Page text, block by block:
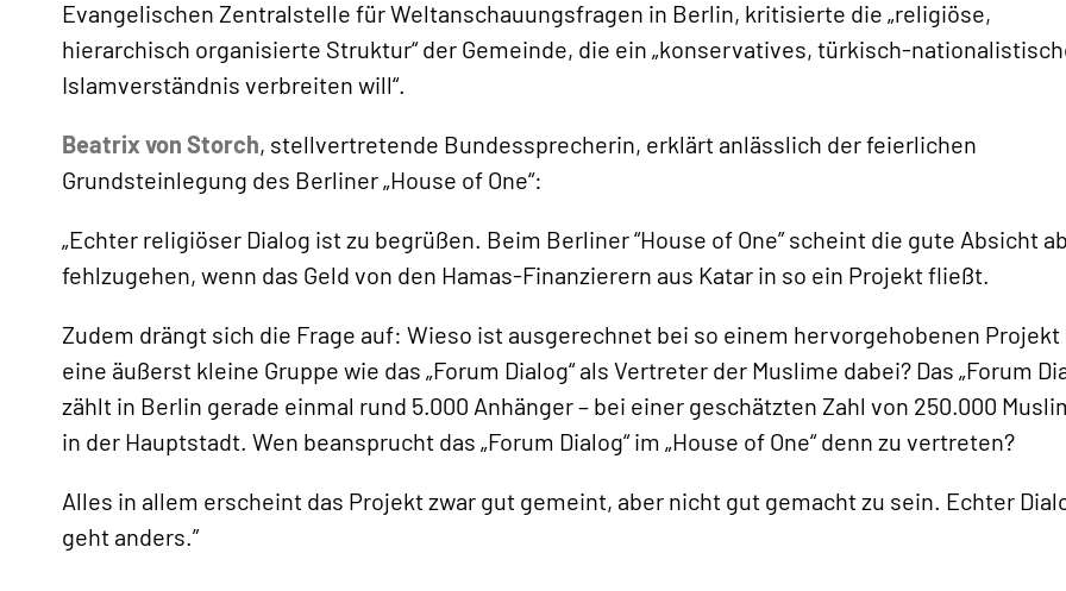
Evangelischen Zentralstelle für Weltanschauungsfragen in Berlin, kritisierte die „religiöse,
hierarchisch organisierte Struktur“ der Gemeinde, die ein „konservatives, türkisch-
Islamverständnis verbreiten will“.
Beatrix von Storch, stellvertretende Bundessprecherin, erklärt anlässlich der feierlichen
Grundsteinlegung des Berliner „House of One“:
„Echter religiöser Dialog ist zu begrüßen. Beim Berliner “House of One” scheint die gute Absicht
fehlzugehen, wenn das Geld von den Hamas-Finanzierern aus Katar in so ein Projekt fließt.
Zudem drängt sich die Frage auf: Wieso ist ausgerechnet bei so einem hervorgehobenen Projekt
eine äußerst kleine Gruppe wie das „Forum Dialog“ als Vertreter der Muslime dabei? Das „Forum
zählt in Berlin gerade einmal rund 5.000 Anhänger – bei einer geschätzten Zahl von 250.000
in der Hauptstadt. Wen beansprucht das „Forum Dialog“ im „House of One“ denn zu vertreten?
Alles in allem erscheint das Projekt zwar gut gemeint, aber nicht gut gemacht zu sein. Echter
geht anders.”